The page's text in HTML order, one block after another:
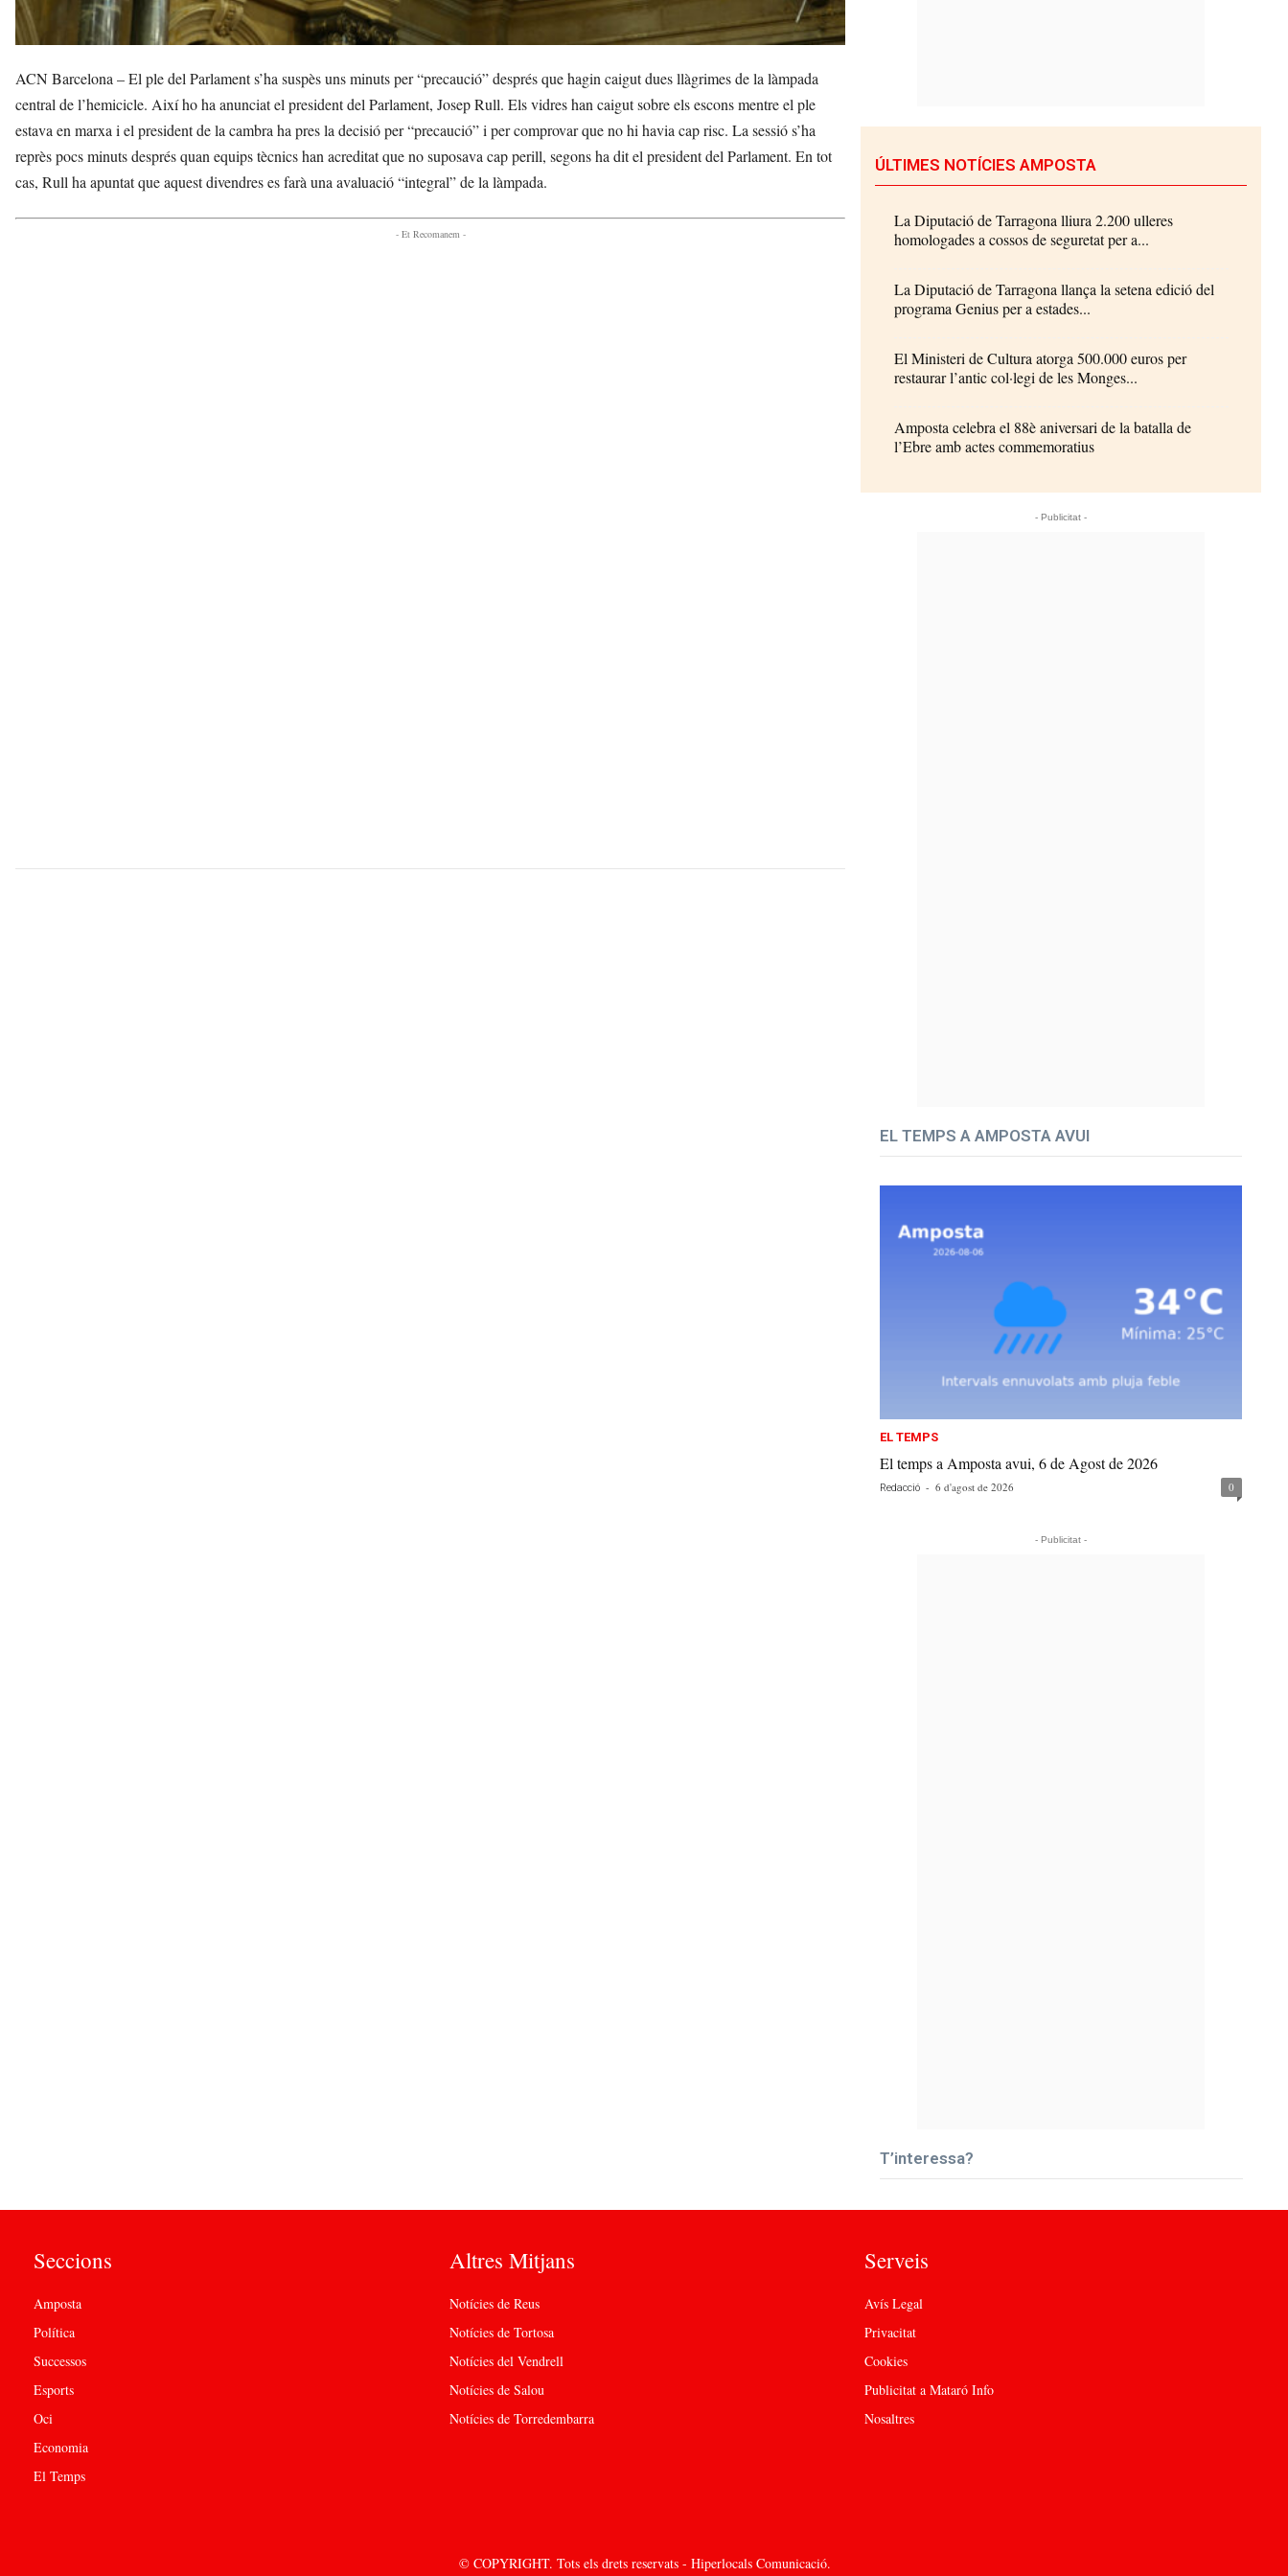
ACN Barcelona – El ple del Parlament s’ha suspès uns minuts per “precaució” després que hagin caigut dues llàgrimes de la làmpada
central de l’hemicicle. Així ho ha anunciat el president del Parlament, Josep Rull. Els vidres han caigut sobre els escons mentre el ple
estava en marxa i el president de la cambra ha pres la decisió per “precaució” i per comprovar que no hi havia cap risc. La sessió s’ha
reprès pocs minuts després quan equips tècnics han acreditat que no suposava cap perill, segons ha dit el president del Parlament. En tot
cas, Rull ha apuntat que aquest divendres es farà una avaluació “integral” de la làmpada.
- Et Recomanem -
ÚLTIMES NOTÍCIES AMPOSTA
La Diputació de Tarragona lliura 2.200 ulleres
homologades a cossos de seguretat per a...
La Diputació de Tarragona llança la setena edició del
programa Genius per a estades...
El Ministeri de Cultura atorga 500.000 euros per
restaurar l’antic col·legi de les Monges...
Amposta celebra el 88è aniversari de la batalla de
l’Ebre amb actes commemoratius
- Publicitat -
EL TEMPS A AMPOSTA AVUI
EL TEMPS
El temps a Amposta avui, 6 de Agost de 2026
Redacció - 6 d'agost de 2026 0
- Publicitat -
T’interessa?
Seccions
Amposta
Política
Successos
Esports
Oci
Economia
El Temps
Altres Mitjans
Notícies de Reus
Notícies de Tortosa
Notícies del Vendrell
Notícies de Salou
Notícies de Torredembarra
Serveis
Avís Legal
Privacitat
Cookies
Publicitat a Mataró Info
Nosaltres
© COPYRIGHT. Tots els drets reservats - Hiperlocals Comunicació.